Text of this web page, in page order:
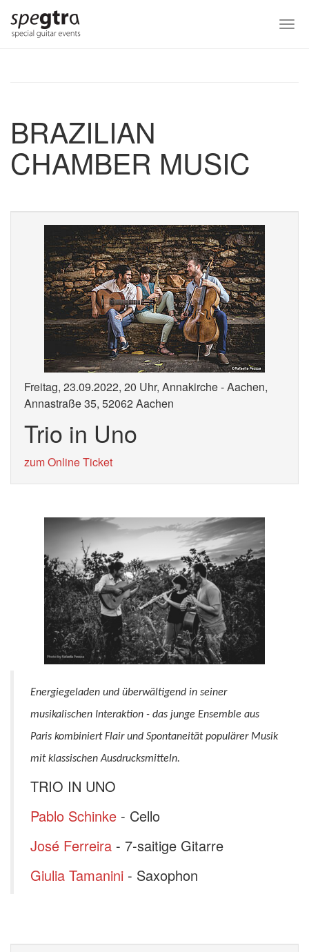
main
BRAZILIAN
CHAMBER MUSIC
Freitag, 23.09.2022, 20 Uhr, Annakirche - Aachen,
Annastraße 35, 52062 Aachen
Trio in Uno
zum Online Ticket
Energiegeladen und überwältigend in seiner
musikalischen Interaktion - das junge Ensemble aus
Paris kombiniert Flair und Spontaneität populärer Musik
mit klassischen Ausdrucksmitteln.
TRIO IN UNO
Pablo Schinke - Cello
José Ferreira - 7-saitige Gitarre
Giulia Tamanini - Saxophon